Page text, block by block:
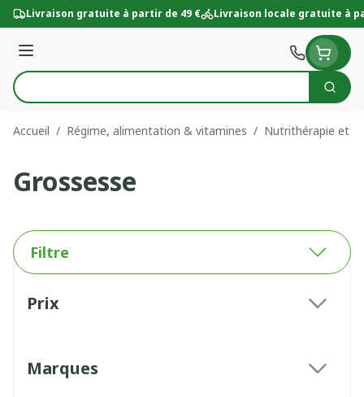
Aller au contenu
Livraison gratuite à partir de 49 € Livraison locale gratuite à
Menu
Rechercher
Accueil / Régime, alimentation & vitamines / Nutrithérapie et
Grossesse
Filtre
Prix
Marques